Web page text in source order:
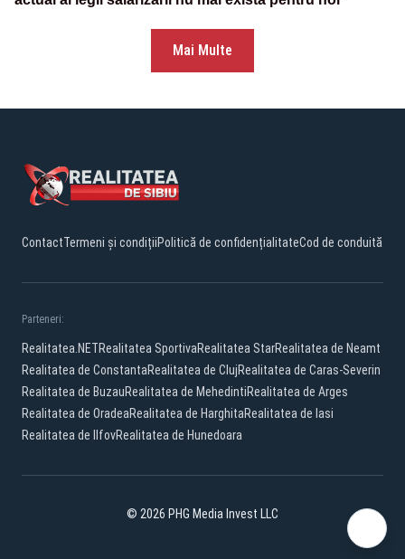
Mai Multe
ContactTermeni și condițiiPolitică de confidențialitateCod de conduită
Parteneri:
Realitatea.NETRealitatea SportivaRealitatea StarRealitatea de Neamt
Realitatea de ConstantaRealitatea de ClujRealitatea de Caras-Severin
Realitatea de BuzauRealitatea de MehedintiRealitatea de Arges
Realitatea de OradeaRealitatea de HarghitaRealitatea de Iasi
Realitatea de IlfovRealitatea de Hunedoara
© 2026 PHG Media Invest LLC